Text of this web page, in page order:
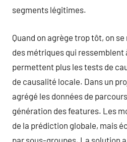
segments légitimes.
Quand on agrège trop tôt, on
des métriques qui ressemblent
permettent plus les tests de
de causalité locale. Dans un
agrégé les données de
génération des features. Les
de la prédiction globale, mais
par sous-groupes. La solution